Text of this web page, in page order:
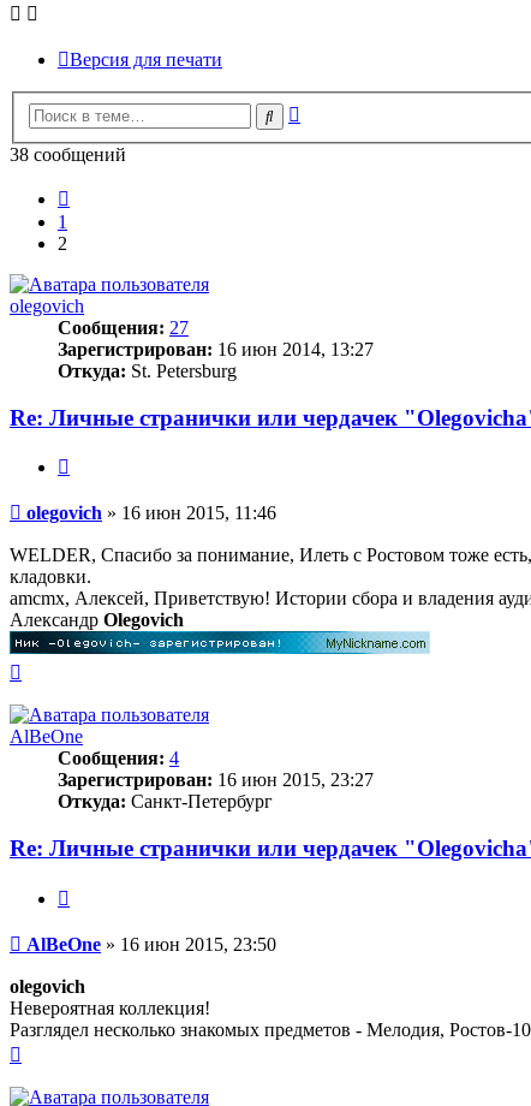
Версия для печати
Поиск
38 сообщений
1
2
olegovich
Сообщения: 27
Зарегистрирован: 16 июн 2014, 13:27
Откуда: St. Petersburg
Re: Личные странички или чердачек
Сообщение
olegovich » 16 июн 2015, 11:46
WELDER, Спасибо за понимание, Илеть с Ростовом тоже
кладовки.
amcmx, Алексей, Приветствую! Истории сбора и владения
Александр Olegovich
началу
AlBeOne
Сообщения: 4
Зарегистрирован: 16 июн 2015, 23:27
Откуда: Санкт-Петербург
Re: Личные странички или чердачек
Сообщение
AlBeOne » 16 июн 2015, 23:50
olegovich
Невероятная коллекция!
Разглядел несколько знакомых предметов - Мелодия, Ростов-
началу